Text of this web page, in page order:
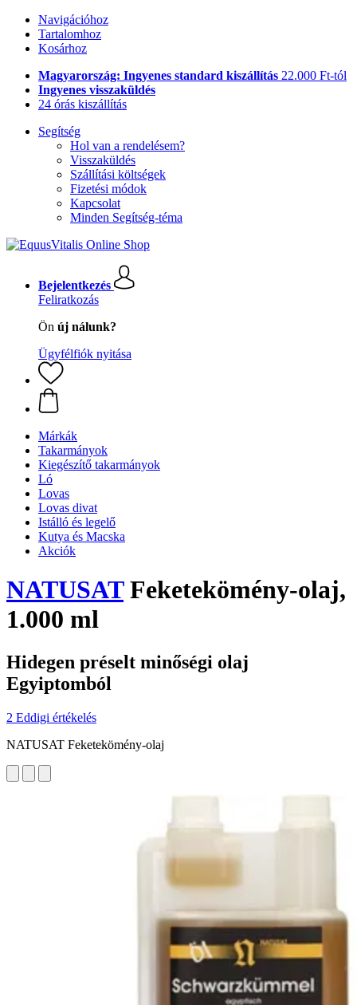
Navigációhoz
Tartalomhoz
Kosárhoz
Magyarország: Ingyenes standard kiszállítás 22.000 Ft-tól
Ingyenes visszaküldés
24 órás kiszállítás
Segítség
Hol van a rendelésem?
Visszaküldés
Szállítási költségek
Fizetési módok
Kapcsolat
Minden Segítség-téma
Bejelentkezés
Feliratkozás
Ön új nálunk?
Ügyfélfiók nyitása
Márkák
Takarmányok
Kiegészítő takarmányok
Ló
Lovas
Lovas divat
Istálló és legelő
Kutya és Macska
Akciók
NATUSATFeketekömény-olaj,
1.000 ml
Hidegen préselt minőségi olaj
Egyiptomból
2 Eddigi értékelés
NATUSAT Feketekömény-olaj